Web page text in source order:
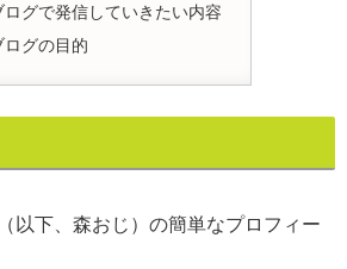
ログで発信していきたい内容
ログの目的
以下、森おじ）の簡単なプロフィー